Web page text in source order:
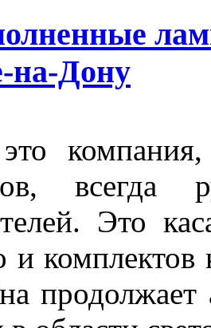
на-Дону
всегда
Это
и комплектов
продолжает